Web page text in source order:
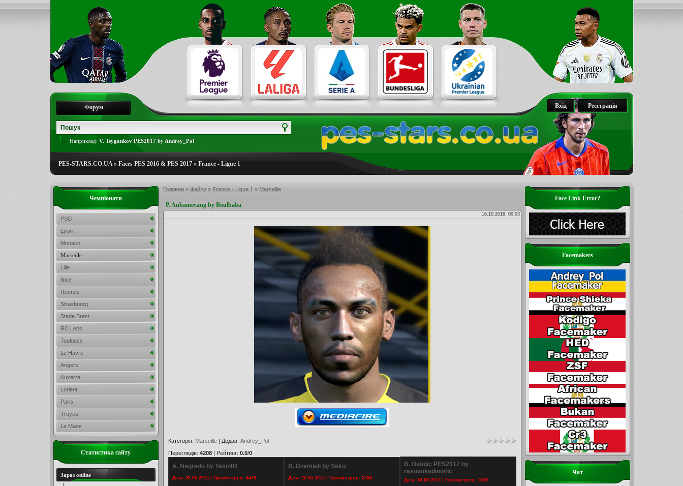
Реєстрація
Вхід
Форум
Наприклад: V. Tsygankov PES2017 by Andrey_Pol
PES-STARS.CO.UA» Faces PES 2016 & PES 2017» France - Ligue 1
Головна» Файли» France - Ligue 1 » Marseille
P. Aubameyang by Boulbaba
16.10.2016, 00:03
Категорія: Marseille| Додав: Andrey_Pol
Переглядів: 4208| Рейтинг: 0.0/0
A. Negredo by Yasin02
Дата: 23.05.2015 | Просмотров: 4478
B. Dzemaili by Sekiz
Дата: 25.05.2015 | Просмотров: 2534
B. Ostojic PES2017 by
rasovukadinovic
Дата: 30.08.2017 | Просмотров: 1859
Face Link Error?
Facemakers
Чат
Чемпіонати
PSG
Lyon
Monaco
Marseille
Lille
Nice
Rennes
Strasbourg
Stade Brest
RC Lens
Toulouse
Le Havre
Angers
Auxerre
Lorient
Paris
Troyes
Le Mans
Статистика сайту
Зараз online